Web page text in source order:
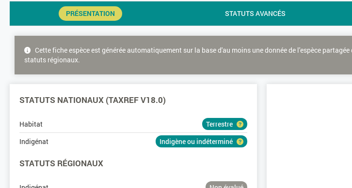
PRÉSENTATION STATUTS AVANCÉS
Cette fiche espèce est générée automatiquement sur la base d'au moins une donnée de l'espèce
statuts régionaux.
STATUTS NATIONAUX (TAXREF V18.0)
Habitat
Terrestre
Indigénat
Indigène ou indéterminé
STATUTS RÉGIONAUX